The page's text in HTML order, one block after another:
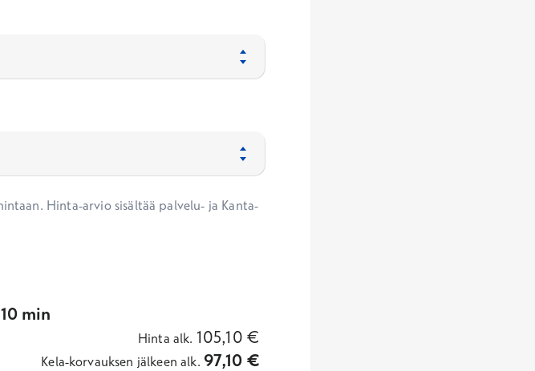
Hinta-arvio sisältää palvelu- ja Kanta-
min
Hinta alk. 105,10 €
Kela-korvauksen jälkeen alk. 97,10 €